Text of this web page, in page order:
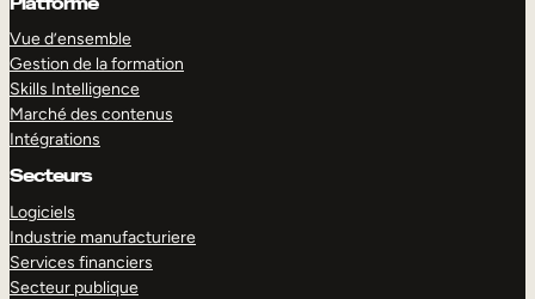
Vue d’ensemble
Gestion de la formation
Skills Intelligence
Marché des contenus
Intégrations
Secteurs
Logiciels
Industrie manufacturiere
Services financiers
Secteur publique